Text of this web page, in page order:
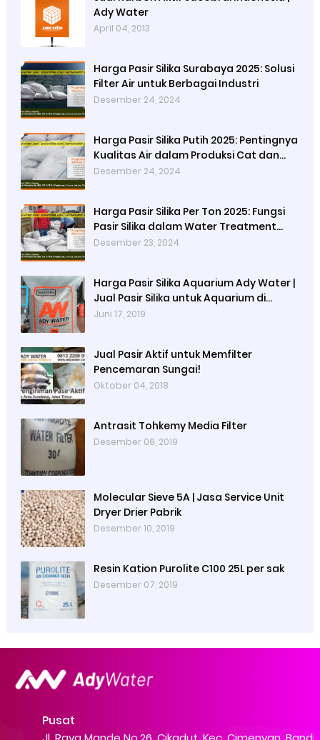
Ady Water
April 04, 2013
Harga Pasir Silika Surabaya 2025: Solusi
Filter Air untuk Berbagai Industri
Desember 24, 2024
Harga Pasir Silika Putih 2025: Pentingnya
Kualitas Air dalam Produksi Cat dan
Peran Pasir Silika Sebagai Penyaring
Desember 24, 2024
Harga Pasir Silika Per Ton 2025: Fungsi
Pasir Silika dalam Water Treatment
Plant dan Pengolahan Air
Desember 23, 2024
Harga Pasir Silika Aquarium Ady Water |
Jual Pasir Silika untuk Aquarium di
Bandung Depok Surabaya Bekasi
Juni 17, 2019
Jual Pasir Aktif untuk Memfilter
Pencemaran Sungai!
Oktober 04, 2018
Antrasit Tohkemy Media Filter
Desember 08, 2019
Molecular Sieve 5A | Jasa Service Unit
Dryer Drier Pabrik
Desember 10, 2019
Resin Kation Purolite C100 25L per sak
Desember 07, 2019
Pusat